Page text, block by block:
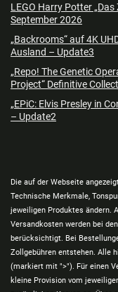
LEGO Harry Potter
September 2026
„Backrooms“ auf 4K
Ausland – Update3
„Repo! The Genetic
Project“ Definitive
„EPiC: Elvis Presley in
– Update2
Die auf der Webseite
Technische Merkmale,
jeweiligen Produktes ändern.
Versandkosten werden bei
berücksichtigt. Bei
Zollgebühren entstehen. Alle
(markiert mit ">"). Für einen
kleine Provision vom